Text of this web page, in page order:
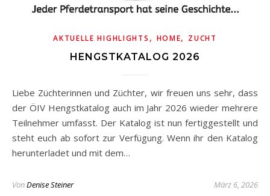
AKTUELLE HIGHLIGHTS , HOME, ZUCHT
HENGSTKATALOG 2026
Liebe Züchterinnen und Züchter, wir freuen uns sehr, dass
der ÖIV Hengstkatalog auch im Jahr 2026 wieder mehrere
Teilnehmer umfasst. Der Katalog ist nun fertiggestellt und
steht euch ab sofort zur Verfügung. Wenn ihr den Katalog
herunterladet und mit dem…
VonDenise Steiner März 6, 2026